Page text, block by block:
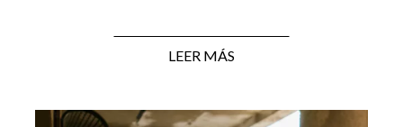
LEER MÁS